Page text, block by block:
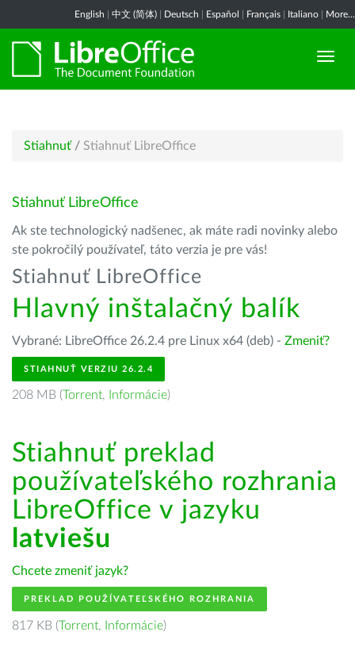
English 中文 (简体) Deutsch Español Français Italiano More...
Stiahnuť / Stiahnuť LibreOffice
Stiahnuť LibreOffice
Ak ste technologický nadšenec, ak máte radi novinky alebo
ste pokročilý používateľ, táto verzia je pre vás!
Stiahnuť LibreOffice
Hlavný inštalačný balík
Vybrané: LibreOffice 26.2.4 pre Linux x64 (deb) - Zmeniť?
STIAHNUŤ VERZIU 26.2.4
208 MB (Torrent, Informácie)
Stiahnuť preklad
používateľského rozhrania
LibreOffice v jazyku
latviešu
Chcete zmeniť jazyk?
PREKLAD POUŽÍVATEĽSKÉHO ROZHRANIA
817 KB (Torrent, Informácie)